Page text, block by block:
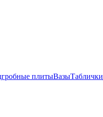
плитыВазыТаблички